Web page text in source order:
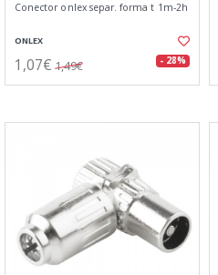
Conector onlex separ. forma t 1m-2h
ONLEX
1,07€ 1,49€ - 28%